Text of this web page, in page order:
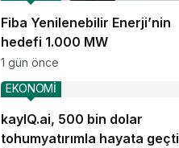
Fiba Yenilenebilir Enerji’nin
hedefi 1.000 MW
1 gün önce
kayIQ.ai, 500 bin dolar
tohumyatırımla hayata geçti
EKONOMİ